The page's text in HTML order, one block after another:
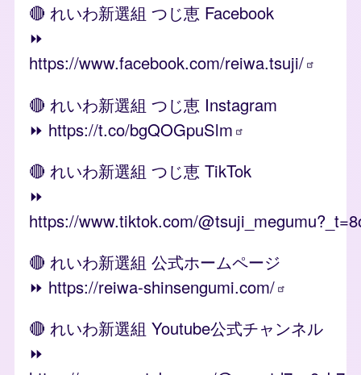
🔴 れいわ新選組 つじ恵 Facebook
⏩️
https://www.facebook.com/reiwa.tsuji/
🔴 れいわ新選組 つじ恵 Instagram
⏩️ https://t.co/bgQOGpuSlm
🔴 れいわ新選組 つじ恵 TikTok
⏩️
https://www.tiktok.com/
🔴 れいわ新選組 公式ホームページ
⏩️ https://reiwa-shinsengumi.com/
🔴 れいわ新選組 Youtube公式チャンネル
⏩️